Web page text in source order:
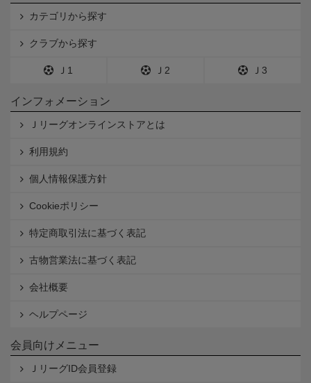
カテゴリから探す
クラブから探す
Ｊ1 Ｊ2 Ｊ3
インフォメーション
Ｊリーグオンラインストアとは
利用規約
個人情報保護方針
Cookieポリシー
特定商取引法に基づく表記
古物営業法に基づく表記
会社概要
ヘルプページ
会員向けメニュー
ＪリーグID会員登録